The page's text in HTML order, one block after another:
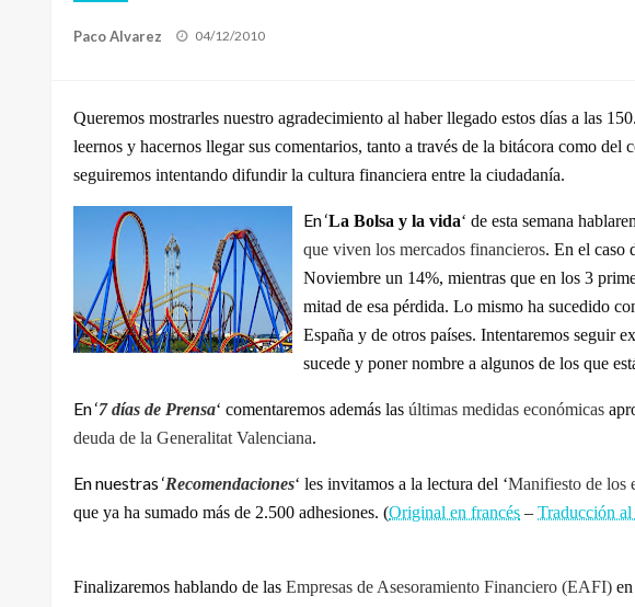
Paco Alvarez
Publicado
04/12/2010
Queremos mostrarles nuestro agradecimiento al haber llegado estos días a las
leernos y hacernos llegar sus comentarios, tanto a través de la bitácora como del
seguiremos intentando difundir la cultura financiera entre la ciudadanía.
En ‘La Bolsa y la vida‘ de esta semana
que viven los mercados financieros. En el caso
Noviembre un 14%, mientras que en los 3
mitad de esa pérdida. Lo mismo ha sucedido
España y de otros países. Intentaremos seguir
sucede y poner nombre a algunos de los que
En ‘7 días de Prensa‘ comentaremos además las últimas medidas económicas
deuda de la Generalitat Valenciana.
En nuestras ‘Recomendaciones‘ les invitamos a la lectura del ‘Manifiesto de los
que ya ha sumado más de 2.500 adhesiones. (Original en francés – Traducción al
Finalizaremos hablando de las Empresas de Asesoramiento Financiero (EAFI)